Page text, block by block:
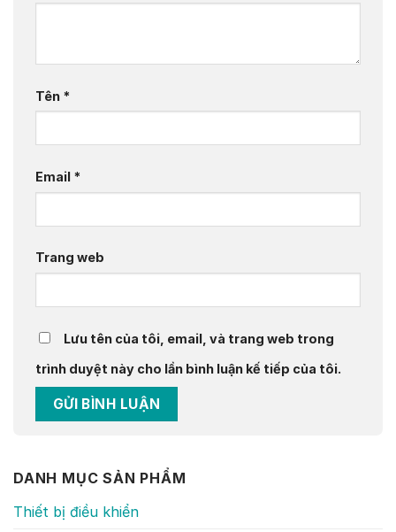
Tên *
Email *
Trang web
Lưu tên của tôi, email, và trang web trong
trình duyệt này cho lần bình luận kế tiếp của tôi.
DANH MỤC SẢN PHẨM
Thiết bị điều khiển